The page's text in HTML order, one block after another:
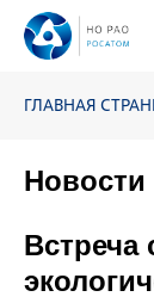
ГЛАВНАЯ
Новости
Встреча